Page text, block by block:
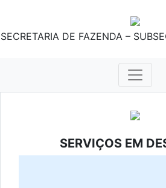
SECRETARIA DE FAZENDA –
SERVIÇOS EM